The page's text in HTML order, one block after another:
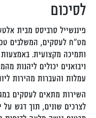
לסיכום
פיננשייל סרביסס מבית
מט"ח לעסקים, המשלבים
ותמיכה מקצועית.
ויבואנים יכולים ליהנות
עמלות והעברות מהירות ליותר מ-180
השירות מתאים לעסקים
לצרכים שונים, תוך דגש על